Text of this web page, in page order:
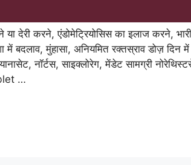
या देरी करने, एंडोमेट्रियोसिस का इलाज करने,
में बदलाव, मुंहासा, अनियमित रक्तस्राव डोज़
नॉर्टस, साइक्लोरेग, मेंडेट सामग्री
…